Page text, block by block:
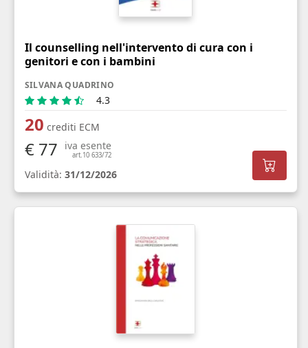
Il counselling nell'intervento di cura con i
genitori e con i bambini
SILVANA QUADRINO
4.3
20 crediti ECM
€ 77 iva esente
art.10 633/72
Validità: 31/12/2026